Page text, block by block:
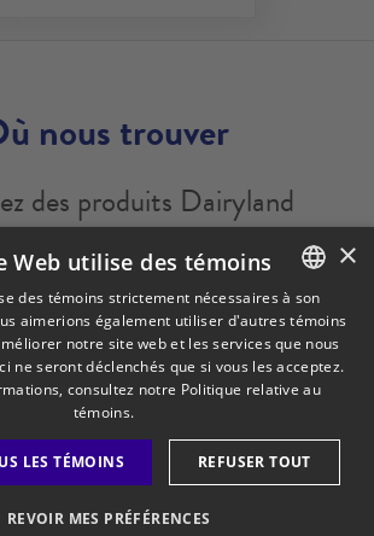
nous trouver
des produits Dairyland
de chez vous?
Trouvez un détaillant
Politique de confidentialité
témoins
Visitez notre site corporatif
alimentaires
FAQ
ENGLISH
FRENCH
×
Web utilise des témoins
des témoins strictement nécessaires à son
aimerions également utiliser d'autres témoins
notre site web et les services que nous
ne seront déclenchés que si vous les acceptez.
consultez notre Politique relative au
témoins.
LES TÉMOINS REFUSER TOUT
REVOIR MES PRÉFÉRENCES